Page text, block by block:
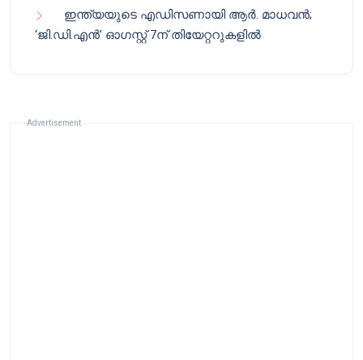
ഇന്ത്യയുടെ എഡിസണായി ആർ. മാധവൻ;
‘ജി.ഡി.എൻ’ ഓഗസ്റ്റ് 7ന് തിയേറ്ററുകളിൽ
Advertisement